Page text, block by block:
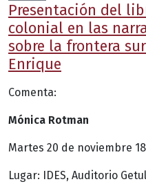
Presentación del
colonial en las
sobre la frontera
Enrique
Comenta:
Mónica Rotman
Martes 20 de noviembre
Lugar: IDES, Auditorio